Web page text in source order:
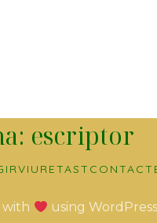
escriptor
VIURETAST
with using